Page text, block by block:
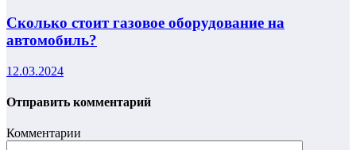
Сколько стоит газовое оборудование на
автомобиль?
12.03.2024
Отправить комментарий
Комментарии